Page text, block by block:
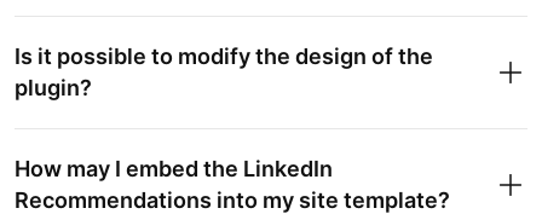
Is it possible to modify the design of the
plugin?
How may I embed the LinkedIn
Recommendations into my site template?